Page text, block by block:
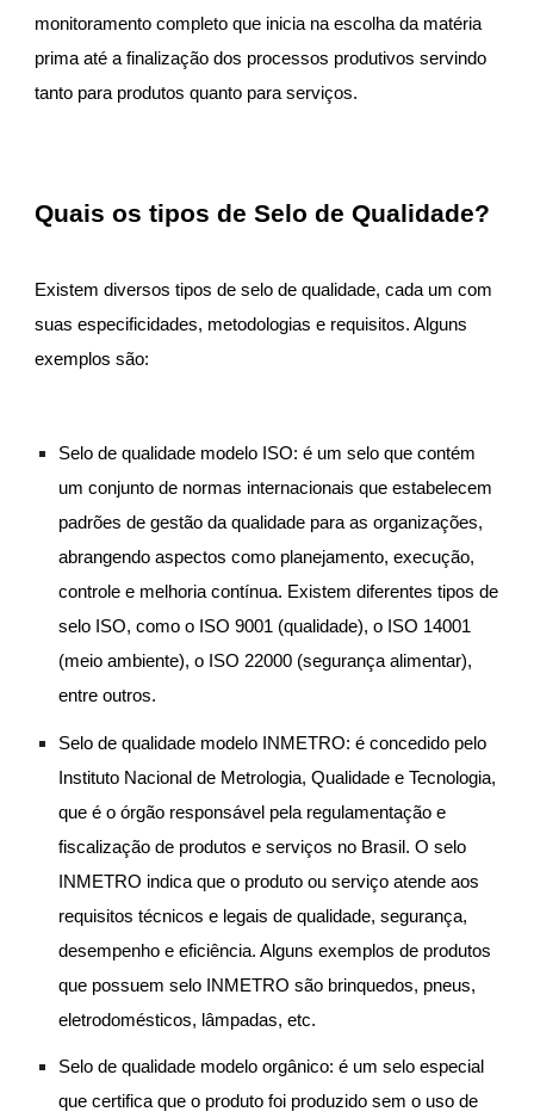
monitoramento completo que inicia na escolha da matéria
prima até a finalização dos processos produtivos servindo
tanto para produtos quanto para serviços.
Quais os tipos de Selo de Qualidade?
Existem diversos tipos de selo de qualidade, cada um com
suas especificidades, metodologias e requisitos. Alguns
exemplos são:
Selo de qualidade modelo ISO: é um selo que contém
um conjunto de normas internacionais que estabelecem
padrões de gestão da qualidade para as organizações,
abrangendo aspectos como planejamento, execução,
controle e melhoria contínua. Existem diferentes tipos de
selo ISO, como o ISO 9001 (qualidade), o ISO 14001
(meio ambiente), o ISO 22000 (segurança alimentar),
entre outros.
Selo de qualidade modelo INMETRO: é concedido pelo
Instituto Nacional de Metrologia, Qualidade e Tecnologia,
que é o órgão responsável pela regulamentação e
fiscalização de produtos e serviços no Brasil. O selo
INMETRO indica que o produto ou serviço atende aos
requisitos técnicos e legais de qualidade, segurança,
desempenho e eficiência. Alguns exemplos de produtos
que possuem selo INMETRO são brinquedos, pneus,
eletrodomésticos, lâmpadas, etc.
Selo de qualidade modelo orgânico: é um selo especial
que certifica que o produto foi produzido sem o uso de